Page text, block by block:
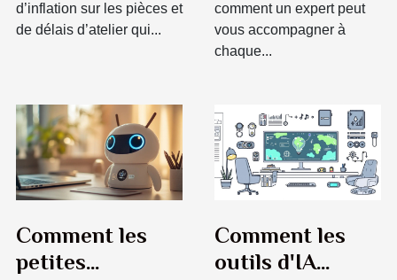
d’inflation sur les pièces et
de délais d’atelier qui...
comment un expert peut
vous accompagner à
chaque...
Comment les
petites
Comment les
outils d'IA